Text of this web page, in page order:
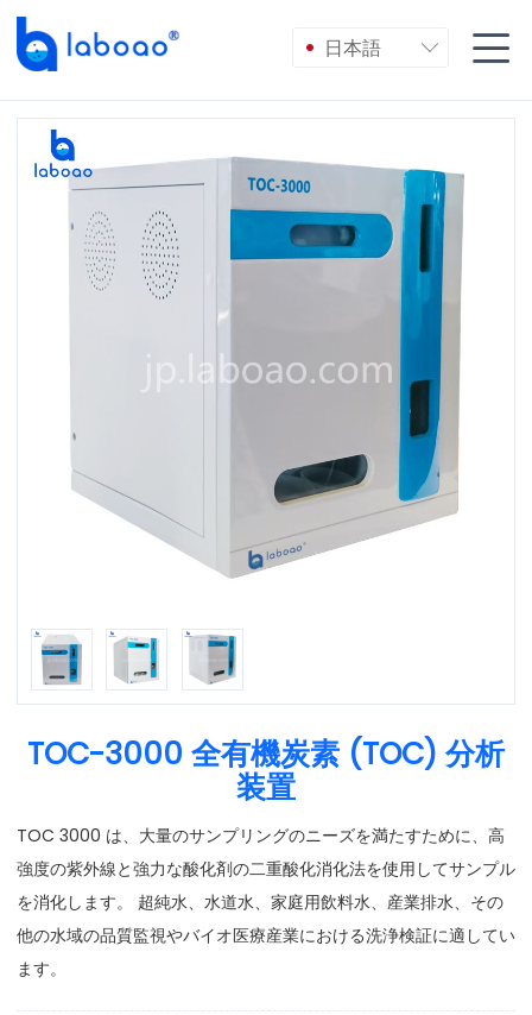
日本語  
TOC-3000 全有機炭素 (TOC) 分析
装置
TOC 3000 は、大量のサンプリングのニーズを満たすために、高
強度の紫外線と強力な酸化剤の二重酸化消化法を使用してサンプル
を消化します。 超純水、水道水、家庭用飲料水、産業排水、その
他の水域の品質監視やバイオ医療産業における洗浄検証に適してい
ます。